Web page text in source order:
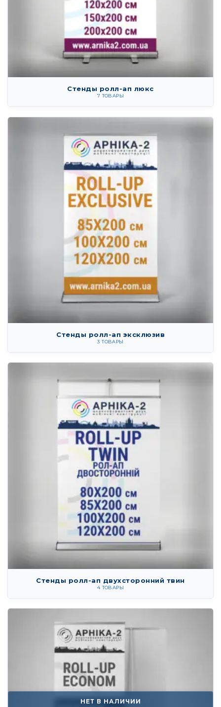
Стенды ролл-ап люкс
7 ТОВАРЫ
Стенды ролл-ап эксклюзив
3 ТОВАРЫ
Стенды ролл-ап двухсторонний твин
4 ТОВАРЫ
НЕТ В НАЛИЧИИ